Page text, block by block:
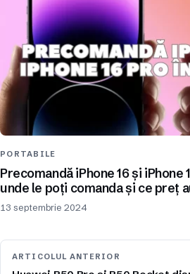
PORTABILE
Precomandă iPhone 16 și iPhone
unde le poți comanda și ce preț
13 septembrie 2024
ARTICOLUL ANTERIOR